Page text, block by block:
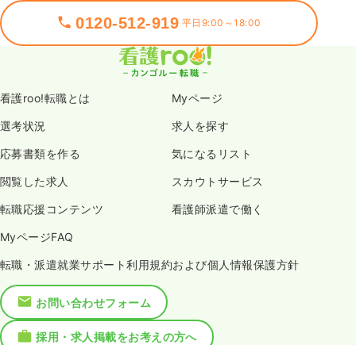
0120-512-919 平日9:00～18:00
看護roo!転職とは Myページ
選考状況 求人を探す
応募書類を作る 気になるリスト
閲覧した求人 スカウトサービス
転職応援コンテンツ 看護師派遣で働く
MyページFAQ
転職・派遣就業サポート利用規約および個人情報保護方針
お問い合わせフォーム
採用・求人掲載をお考えの方へ